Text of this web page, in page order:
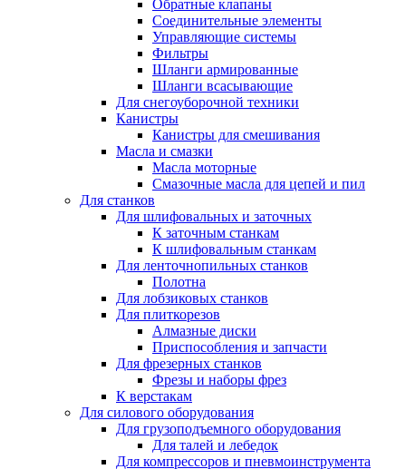
Обратные клапаны
Соединительные элементы
Управляющие системы
Фильтры
Шланги армированные
Шланги всасывающие
Для снегоуборочной техники
Канистры
Канистры для смешивания
Масла и смазки
Масла моторные
Смазочные масла для цепей и пил
Для станков
Для шлифовальных и заточных
К заточным станкам
К шлифовальным станкам
Для ленточнопильных станков
Полотна
Для лобзиковых станков
Для плиткорезов
Алмазные диски
Приспособления и запчасти
Для фрезерных станков
Фрезы и наборы фрез
К верстакам
Для силового оборудования
Для грузоподъемного оборудования
Для талей и лебедок
Для компрессоров и пневмоинструмента